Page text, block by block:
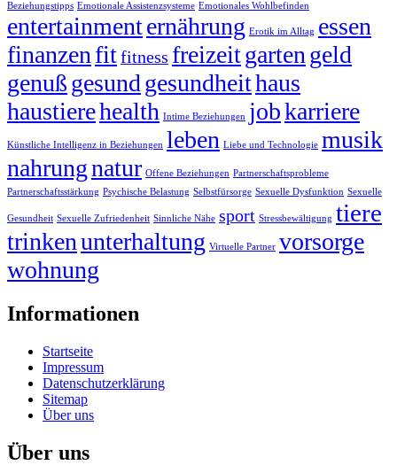
Beziehungstipps Emotionale Assistenzsysteme Emotionales Wohlbefinden
entertainmenternährung Erotik im Alltag essen
finanzen fitfitness freizeitgarten geld
genußgesund gesundheithaus
haustierehealth Intime Beziehungen jobkarriere
Künstliche Intelligenz in Beziehungen leben Liebe und Technologie musik
nahrungnatur Offene Beziehungen Partnerschaftsprobleme
Partnerschaftsstärkung Psychische Belastung Selbstfürsorge Sexuelle Dysfunktion Sexuelle
Gesundheit Sexuelle Zufriedenheit Sinnliche Nähe sport Stressbewältigung tiere
trinkenunterhaltung Virtuelle Partner vorsorge
wohnung
Informationen
Startseite
Impressum
Datenschutzerklärung
Sitemap
Über uns
Über uns